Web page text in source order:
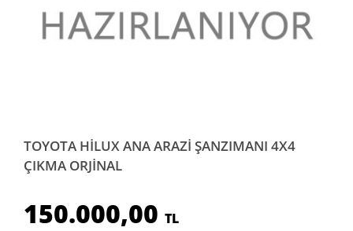
TOYOTA HİLUX ANA ARAZİ ŞANZIMANI 4X4
ÇIKMA ORJİNAL
150.000,00 TL